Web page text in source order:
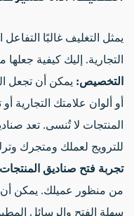
يمثل التغليف غالبًا
التجارية. إليك كيفية جعلها
التخصيص: يمكن أن تجعل
أو ألوان علامتك التجارية
المنتجات لا تُنسى. تعد
للترويج لعملك ومتجرك
تجربة فتح صناديق
من منظور عميلك. يمكن أن
سهلة الفتح والرسائل